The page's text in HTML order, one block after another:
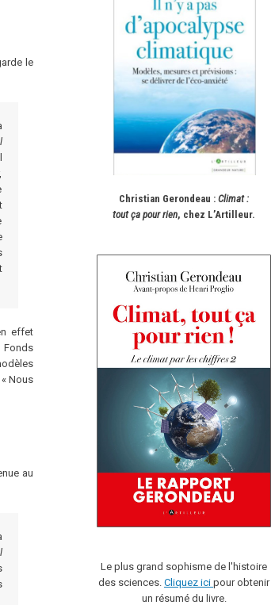
le
effet
Nous
au
Christian Gerondeau : Climat :
tout ça pour rien, chez L’Artilleur.
Le plus grand sophisme de l'histoire
des sciences. Cliquez ici pour obtenir
un résumé du livre.